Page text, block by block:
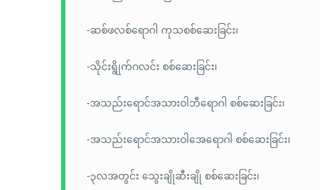
-ဆစ်ဖလစ်ရောဂါ ကုသစစ်ဆေးခြင်း၊
-သိုင်းရွိုက်ဂလင်း စစ်ဆေးခြင်း၊
-အသည်းရောင်အသားဝါဘီရောဂါ စစ်ဆေးခြင်း၊
-အသည်းရောင်အသားဝါအေရောဂါ စစ်ဆေးခြင်း၊
-၃လအတွင်း သွေးချိုဆီးချို စစ်ဆေးခြင်း၊